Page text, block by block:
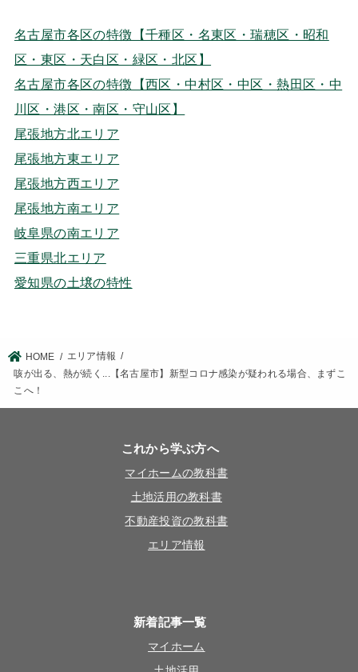
名古屋市各区の特徴【千種区・名東区・瑞穂区・昭和
区・東区・天白区・緑区・北区】
名古屋市各区の特徴【西区・中村区・中区・熱田区・中
川区・港区・南区・守山区】
尾張地方北エリア
尾張地方東エリア
尾張地方西エリア
尾張地方南エリア
岐阜県の南エリア
三重県北エリア
愛知県の土壌の特性
HOME
エリア情報
咳が出る、熱が続く...【名古屋市】新型コロナ感染が疑われる場合、まずこ
こへ！
これから学ぶ方へ
マイホームの教科書
土地活用の教科書
不動産投資の教科書
エリア情報
新着記事一覧
マイホーム